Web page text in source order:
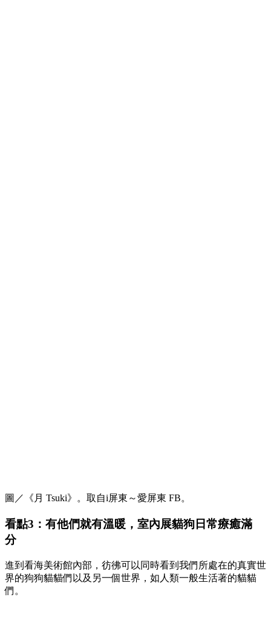
圖／《月 Tsuki》。取自i屏東～愛屏東 FB。
看點3：有他們就有溫暖，室內展貓狗日常療癒滿
分
進到看海美術館內部，彷彿可以同時看到我們所處在的真實世
界的狗狗貓貓們以及另一個世界，如人類一般生活著的貓貓
們。